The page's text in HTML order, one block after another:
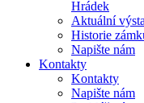
Hrádek
Aktuální
Historie
Napište nám
Kontakty
Kontakty
Napište nám